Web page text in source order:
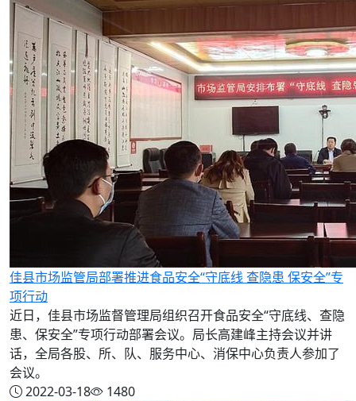
佳县市场监管局部署推进食品安全“守底线 查隐患 保安全”专
项行动
近日，佳县市场监督管理局组织召开食品安全“守底线、查隐
患、保安全”专项行动部署会议。局长高建峰主持会议并讲
话，全局各股、所、队、服务中心、消保中心负责人参加了
会议。
2022-03-18
1480